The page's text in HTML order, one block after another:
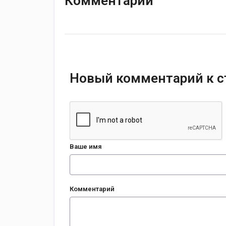
Новый комментарий к
Ваше имя
Комментарий